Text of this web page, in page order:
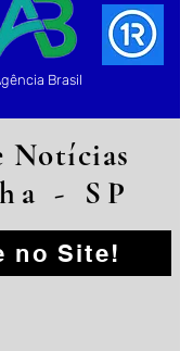
Brasil
no Site!
- SP
Notícias